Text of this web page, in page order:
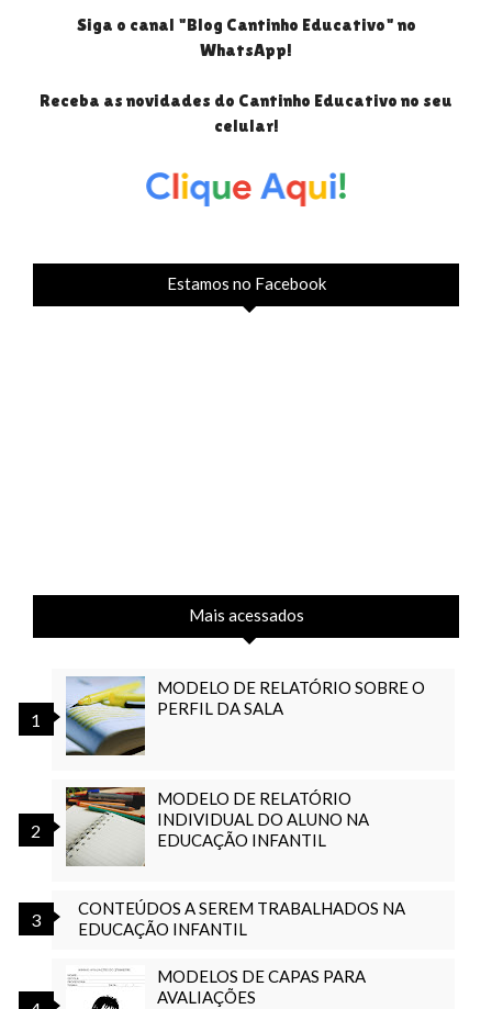
Siga o canal "Blog Cantinho Educativo" no
WhatsApp!
Receba as novidades do Cantinho Educativo no seu
celular!
Estamos no Facebook
Mais acessados
MODELO DE RELATÓRIO SOBRE O
PERFIL DA SALA
MODELO DE RELATÓRIO
INDIVIDUAL DO ALUNO NA
EDUCAÇÃO INFANTIL
CONTEÚDOS A SEREM TRABALHADOS NA
EDUCAÇÃO INFANTIL
MODELOS DE CAPAS PARA
AVALIAÇÕES